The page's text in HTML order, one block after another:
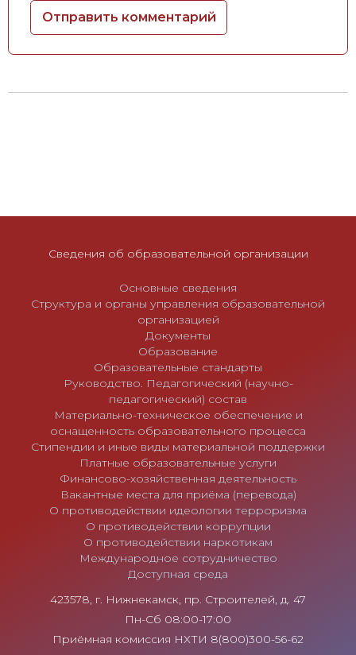
Сведения об образовательной организации
Основные сведения
Структура и органы управления образовательной
организацией
Документы
Образование
Образовательные стандарты
Руководство. Педагогический (научно-
педагогический) состав
Материально-техническое обеспечение и
оснащенность образовательного процесса
Стипендии и иные виды материальной поддержки
Платные образовательные услуги
Финансово-хозяйственная деятельность
Вакантные места для приёма (перевода)
О противодействии идеологии терроризма
О противодействии коррупции
О противодействии наркотикам
Международное сотрудничество
Доступная среда
423578, г. Нижнекамск, пр. Строителей, д. 47
Пн-Сб 08:00-17:00
Приёмная комиссия НХТИ 8(800)300-56-62